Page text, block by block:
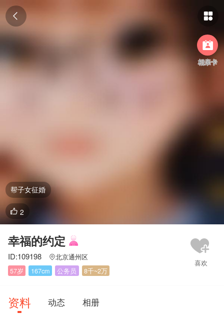
 

相亲卡
 2
帮子女征婚
幸福的约定
ID:109198 北京通州区
57岁
167cm 公务员 8千~2万
资料 动态 相册